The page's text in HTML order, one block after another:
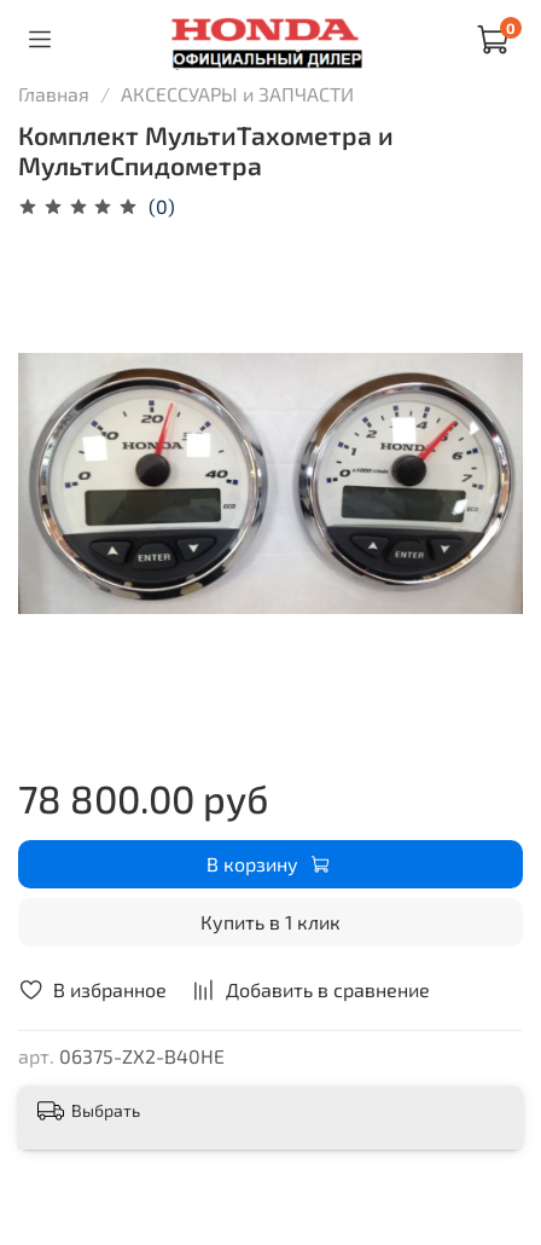
0
Главная АКСЕССУАРЫ и ЗАПЧАСТИ
Комплект МультиТахометра и
МультиСпидометра
(0)
В избранное Добавить в сравнение
арт. 06375-ZX2-B40HE
78 800.00 руб
В корзину
Купить в 1 клик
Выбрать